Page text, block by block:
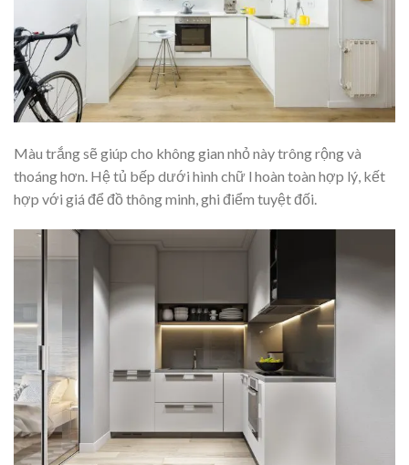
Màu trắng sẽ giúp cho không gian nhỏ này trông rộng và
thoáng hơn. Hệ tủ bếp dưới hình chữ l hoàn toàn hợp lý, kết
hợp với giá để đồ thông minh, ghi điểm tuyệt đối.